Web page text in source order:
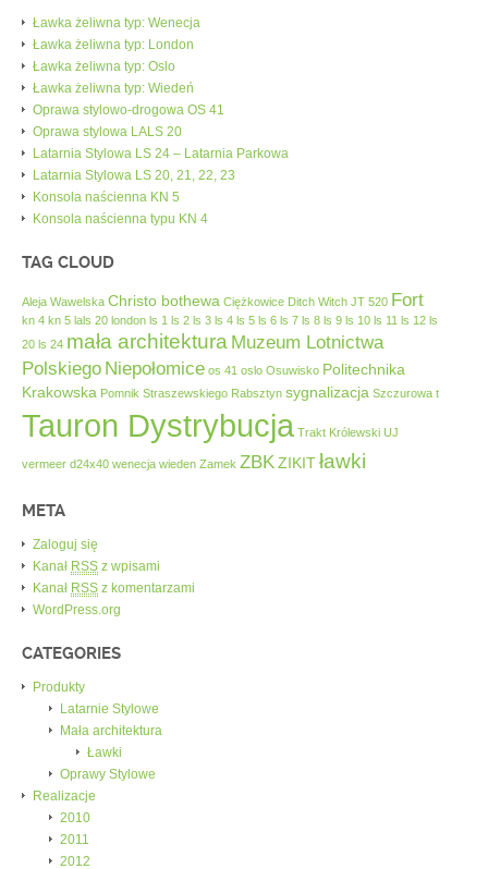
Ławka żeliwna typ: Wenecja
Ławka żeliwna typ: London
Ławka żeliwna typ: Oslo
Ławka żeliwna typ: Wiedeń
Oprawa stylowo-drogowa OS 41
Oprawa stylowa LALS 20
Latarnia Stylowa LS 24 – Latarnia Parkowa
Latarnia Stylowa LS 20, 21, 22, 23
Konsola naścienna KN 5
Konsola naścienna typu KN 4
TAG CLOUD
Aleja Wawelska Christo bothewa Ciężkowice Ditch Witch JT 520 Fort
kn 4 kn 5 lals 20 london ls 1 ls 2 ls 3 ls 4 ls 5 ls 6 ls 7 ls 8 ls 9 ls 10 ls 11 ls 12 ls
20 ls 24 mała architektura Muzeum Lotnictwa
Polskiego Niepołomice os 41 oslo Osuwisko Politechnika
Krakowska Pomnik Straszewskiego Rabsztyn sygnalizacja Szczurowa t
Tauron Dystrybucja Trakt Królewski UJ
vermeer d24x40 wenecja wieden Zamek ZBKZIKITławki
META
Zaloguj się
Kanał RSS z wpisami
Kanał RSS z komentarzami
WordPress.org
CATEGORIES
Produkty
Latarnie Stylowe
Mała architektura
Ławki
Oprawy Stylowe
Realizacje
2010
2011
2012